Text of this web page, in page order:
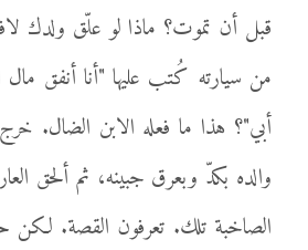
قبل أن تموت؟ ماذا لو علّق ولدك
من سيارته كُتب عليها "أنا أنفق مال
أبي"؟ هذا ما فعله الابن الضال.
والده بكدّ وبعرق جبينه، ثم ألحق
الصاخبة تلك. تعرفون القصة. لكن